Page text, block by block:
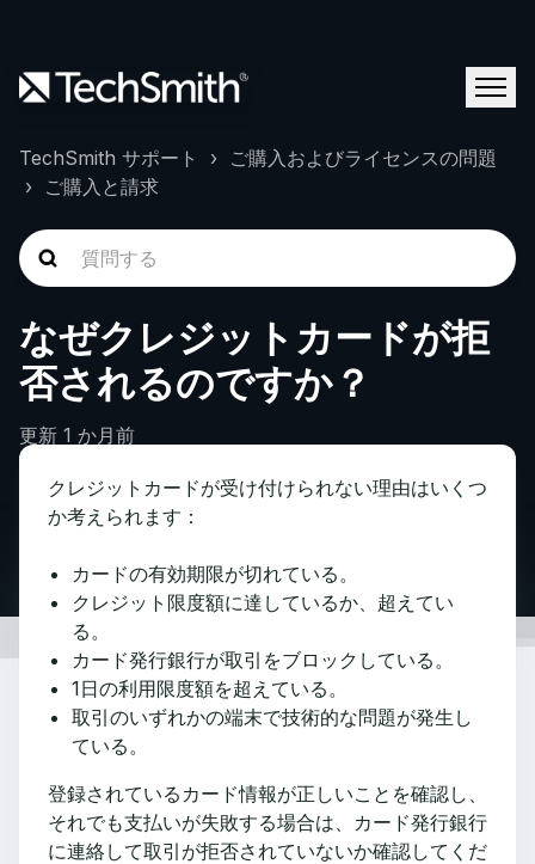
TechSmith サポート
ご購入およびライセンスの問題
ご購入と請求
なぜクレジットカードが拒
否されるのですか？
更新 1 か月前
クレジットカードが受け付けられない理由はいくつ
か考えられます：
カードの有効期限が切れている。
クレジット限度額に達しているか、超えてい
る。
カード発行銀行が取引をブロックしている。
1日の利用限度額を超えている。
取引のいずれかの端末で技術的な問題が発生し
ている。
登録されているカード情報が正しいことを確認し、
それでも支払いが失敗する場合は、カード発行銀行
に連絡して取引が拒否されていないか確認してくだ